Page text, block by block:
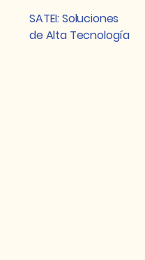
SATEI: Soluciones
de Alta Tecnología